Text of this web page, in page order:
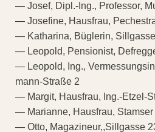
— Josef, Dipl.-Ing., Professor,
— Josefine, Hausfrau,
— Katharina, Büglerin,
— Leopold, Pensionist,
— Leopold, Ing.,
mann-Straße 2
— Margit, Hausfrau, Ing.-Etzel-
— Marianne, Hausfrau, Stamser
— Otto, Magazineur,,Sillgasse